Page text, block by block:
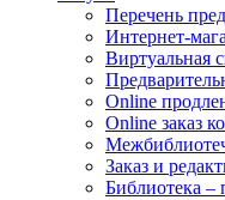
Перечень
Интернет-
Виртуальная
Online
Online заказ
Заказ и
Библиотека –